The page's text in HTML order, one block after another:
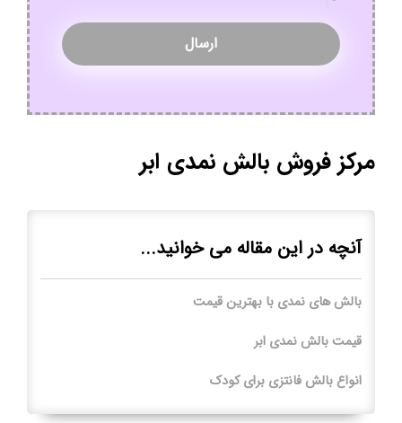
مرکز فروش بالش نمدی ابر
آنچه در این مقاله می خوانید...
بالش های نمدی با بهترین قیمت
قیمت بالش نمدی ابر
انواع بالش فانتزی برای کودک